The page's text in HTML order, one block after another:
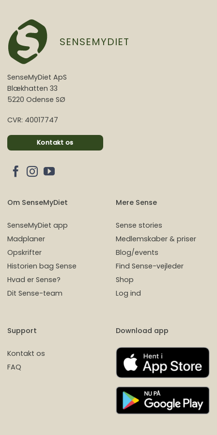
SENSEMYDIET
SenseMyDiet ApS
Blækhatten 33
5220 Odense SØ
CVR: 40017747
Kontakt os
Om SenseMyDiet
SenseMyDiet app
Madplaner
Opskrifter
Historien bag Sense
Hvad er Sense?
Dit Sense-team
Mere Sense
Sense stories
Medlemskaber & priser
Blog/events
Find Sense-vejleder
Shop
Log ind
Support
Kontakt os
FAQ
Download app